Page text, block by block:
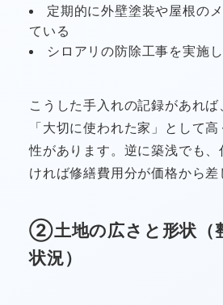
定期的に外壁塗装や屋根の
ている
シロアリの防除工事を実施
こうした手入れの記録があれ
「大切に使われた家」として
性があります。逆に築浅でも
ければ修繕費用分が価格から差
②土地の広さと形状（
状況）